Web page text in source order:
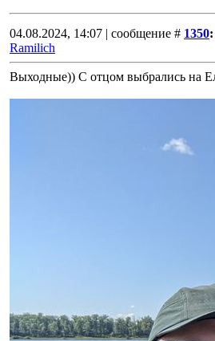
04.08.2024, 14:07 | сообщение # 1350:
Ramilich
Выходные)) С отцом выбрались на